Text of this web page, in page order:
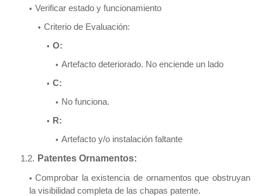
Verificar estado y funcionamiento
Criterio de Evaluación:
O:
Artefacto deteriorado. No enciende un lado
C:
No funciona.
R:
Artefacto y/o instalación faltante
Patentes Ornamentos:
Comprobar la existencia de ornamentos que obstruyan
la visibilidad completa de las chapas patente.